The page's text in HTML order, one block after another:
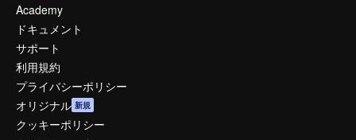
Academy
ドキュメント
サポート
利用規約
プライバシーポリシー
オリジナル 新規
クッキーポリシー